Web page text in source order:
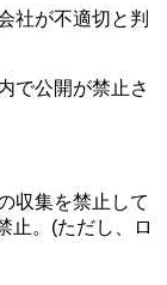
社が不適切と判
で公開が禁止さ
収集を禁止して
止。(ただし、ロ